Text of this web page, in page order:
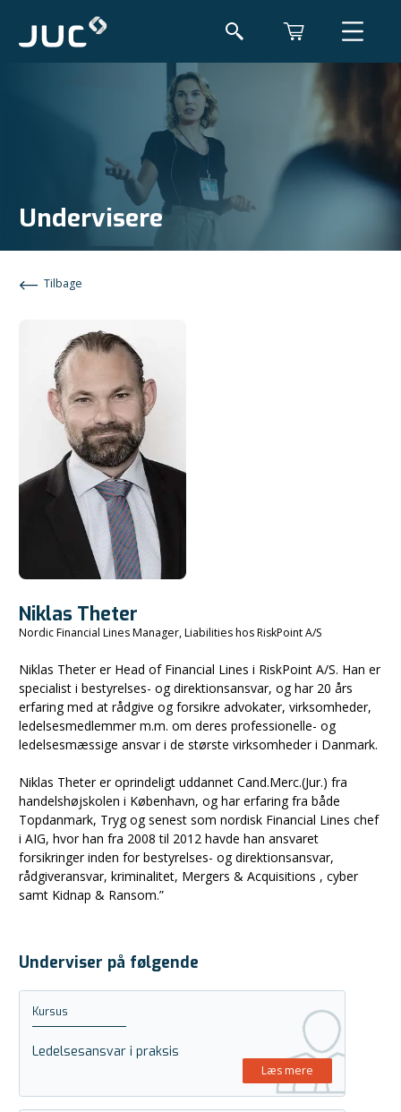
Undervisere
Tilbage
Niklas Theter
Nordic Financial Lines Manager, Liabilities hos RiskPoint A/S
Niklas Theter er Head of Financial Lines i RiskPoint A/S. Han er
specialist i bestyrelses- og direktionsansvar, og har 20 års
erfaring med at rådgive og forsikre advokater, virksomheder,
ledelsesmedlemmer m.m. om deres professionelle- og
ledelsesmæssige ansvar i de største virksomheder i Danmark.
Niklas Theter er oprindeligt uddannet Cand.Merc.(Jur.) fra
handelshøjskolen i København, og har erfaring fra både
Topdanmark, Tryg og senest som nordisk Financial Lines chef
i AIG, hvor han fra 2008 til 2012 havde han ansvaret
forsikringer inden for bestyrelses- og direktionsansvar,
rådgiveransvar, kriminalitet, Mergers & Acquisitions , cyber
samt Kidnap & Ransom.”
Underviser på følgende
Kursus
Ledelsesansvar i praksis
Læs mere